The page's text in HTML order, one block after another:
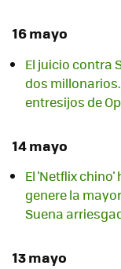
16 mayo
El juicio contra
dos
entresijos de
14 mayo
El 'Netflix
genere la
Suena
13 mayo